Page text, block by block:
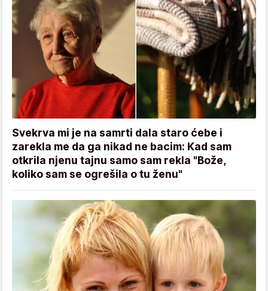
Svekrva mi je na samrti dala staro ćebe i
zarekla me da ga nikad ne bacim: Kad sam
otkrila njenu tajnu samo sam rekla "Bože,
koliko sam se ogrešila o tu ženu"